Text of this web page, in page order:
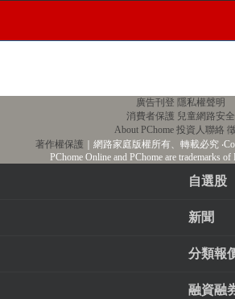
廣告刊登 隱私權聲明
消費者保護 兒童網路安全
About PChome 投資人聯絡
著作權保護 ｜網路家庭版權所有、轉載必究
PChome Online and PChome are trademarks
自選股
新聞
分類報
融資融